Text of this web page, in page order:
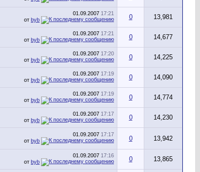
01.09.2007 17:21
от byb 0 13,981
01.09.2007 17:21
от byb 0 14,677
01.09.2007 17:20
от byb 0 14,225
01.09.2007 17:19
от byb 0 14,090
01.09.2007 17:19
от byb 0 14,774
01.09.2007 17:17
от byb 0 14,230
01.09.2007 17:17
от byb 0 13,942
01.09.2007 17:16
от byb 0 13,865